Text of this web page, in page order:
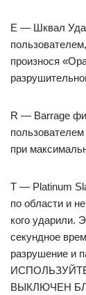
E — Шквал
произнося
R — Barrage
при
T — Platinum
по области и
кого ударили.
секундное
разрушение и
ВЫКЛЮЧЕН